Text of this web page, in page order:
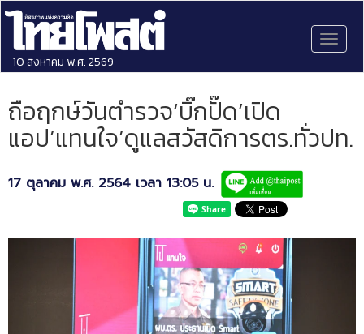
10 สิงหาคม พ.ศ. 2569
ถือฤกษ์วันตำรวจ‘บิ๊กปั๊ด’เปิด
แอป’แทนใจ’ดูแลสวัสดิการตร.ทั่วปท.
17 ตุลาคม พ.ศ. 2564 เวลา 13:05 น.